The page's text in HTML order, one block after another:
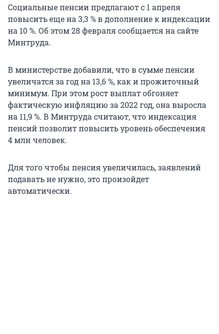
Социальные пенсии предлагают с 1 апреля
повысить еще на 3,3 % в дополнение к индексации
на 10 %. Об этом 28 февраля сообщается на сайте
Минтруда.
В министерстве добавили, что в сумме пенсии
увеличатся за год на 13,6 %, как и прожиточный
минимум. При этом рост выплат обгоняет
фактическую инфляцию за 2022 год, она выросла
на 11,9 %. В Минтруда считают, что индексация
пенсий позволит повысить уровень обеспечения
4 млн человек.
Для того чтобы пенсия увеличилась, заявлений
подавать не нужно, это произойдет
автоматически.